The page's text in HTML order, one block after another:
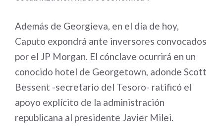
Además de Georgieva, en el día de hoy,
Caputo expondrá ante inversores convocados
por el JP Morgan. El cónclave ocurrirá en un
conocido hotel de Georgetown, adonde Scott
Bessent -secretario del Tesoro- ratificó el
apoyo explícito de la administración
republicana al presidente Javier Milei.